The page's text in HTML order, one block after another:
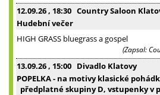
12.09.26 , 18:30 Country Saloon
Hudební večer
HIGH GRASS bluegrass a gospel
(Zapsal:
13.09.26 , 15:00 Divadlo Klatovy
POPELKA - na motivy klasické
předplatné skupiny D, vstupenky v